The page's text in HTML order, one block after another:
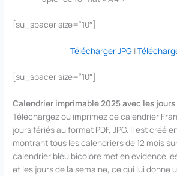
[su_spacer size=”10″]
Télécharger JPG|
[su_spacer size=”10″]
Calendrier imprimable 2025 avec les
Téléchargez ou imprimez ce calendrier
jours fériés au format PDF, JPG. Il est créé
montrant tous les calendriers de 12 mois
calendrier bleu bicolore met en évidence
et les jours de la semaine, ce qui lui donne